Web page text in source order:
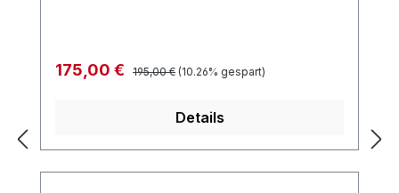
Verkaufspreis:
175,00 € Regulärer Preis:
195,00 € (10.26% gespart)
Details